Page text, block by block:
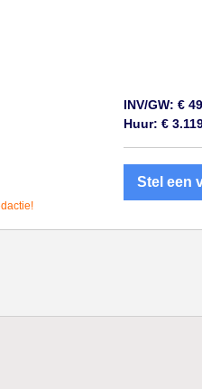
INV/GW: €
Huur: €
Stel een